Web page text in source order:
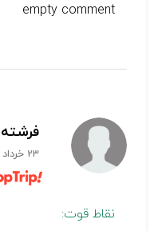
empty comment
فرشته
23 خرداد 1404
نقاط قوت: